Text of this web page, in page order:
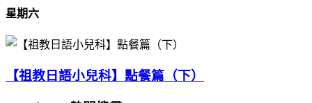
星期六
【祖教日語小兒科】點餐篇（下）